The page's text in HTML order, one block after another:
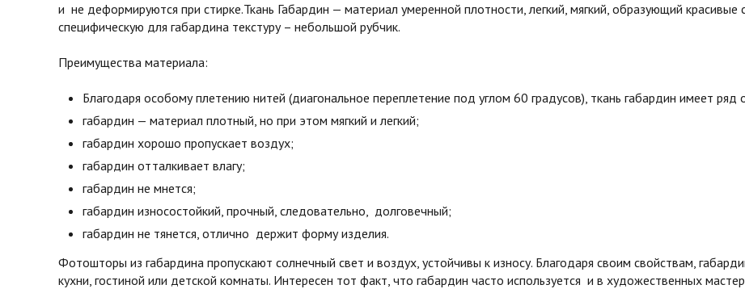
и не деформируются при стирке.Ткань Габардин — материал умеренной плотности, легкий, мягкий, образующий красивые
специфическую для габардина текстуру – небольшой рубчик.
Преимущества материала:
Благодаря особому плетению нитей (диагональное переплетение под углом 60 градусов), ткань габардин имеет ряд
габардин — материал плотный, но при этом мягкий и легкий;
габардин хорошо пропускает воздух;
габардин отталкивает влагу;
габардин не мнется;
габардин износостойкий, прочный, следовательно, долговечный;
габардин не тянется, отлично держит форму изделия.
Фотошторы из габардина пропускают солнечный свет и воздух, устойчивы к износу. Благодаря своим свойствам,
кухни, гостиной или детской комнаты. Интересен тот факт, что габардин часто используется и в художественных